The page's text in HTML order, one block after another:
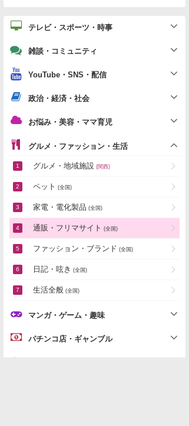
テレビ・スポーツ・時事
雑談・コミュニティ
YouTube・SNS・配信
政治・経済・社会
お悩み・美容・ママ育児
グルメ・ファッション・生活
グルメ・地域施設 (関西)
ペット (全国)
家電・電化製品 (全国)
通販・フリマサイト (全国)
ファッション・ブランド (全国)
日記・呟き (全国)
生活全般 (全国)
マンガ・ゲーム・趣味
パチンコ店・ギャンブル